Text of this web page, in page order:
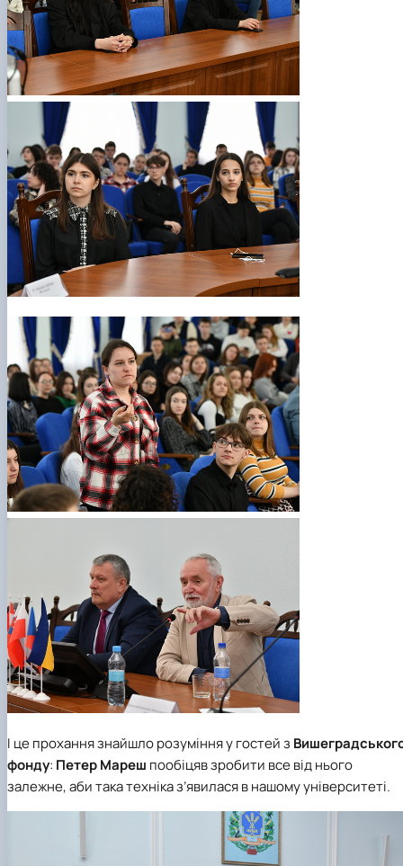
І це прохання знайшло розуміння у гостей з
фонду: Петер Мареш пообіцяв зробити все від нього
залежне, аби така техніка з’явилася в нашому університеті.